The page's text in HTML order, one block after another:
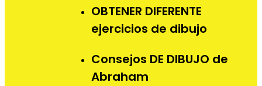
OBTENER DIFERENTE
ejercicios de dibujo
Consejos DE DIBUJO de
Abraham